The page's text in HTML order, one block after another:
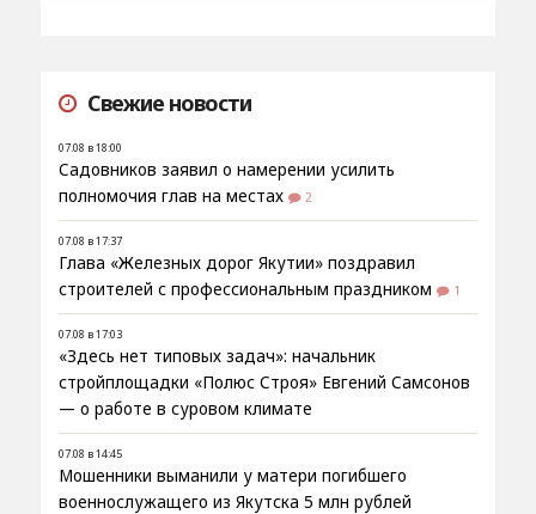
Свежие новости
07.08 в 18:00
Садовников заявил о намерении усилить
полномочия глав на местах
2
07.08 в 17:37
Глава «Железных дорог Якутии» поздравил
строителей с профессиональным праздником
1
07.08 в 17:03
«Здесь нет типовых задач»: начальник
стройплощадки «Полюс Строя» Евгений Самсонов
— о работе в суровом климате
07.08 в 14:45
Мошенники выманили у матери погибшего
военнослужащего из Якутска 5 млн рублей